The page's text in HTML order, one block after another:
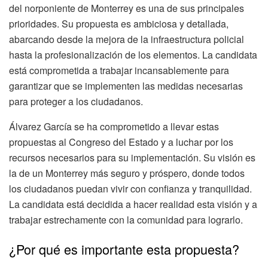
del norponiente de Monterrey es una de sus principales
prioridades. Su propuesta es ambiciosa y detallada,
abarcando desde la mejora de la infraestructura policial
hasta la profesionalización de los elementos. La candidata
está comprometida a trabajar incansablemente para
garantizar que se implementen las medidas necesarias
para proteger a los ciudadanos.
Álvarez García se ha comprometido a llevar estas
propuestas al Congreso del Estado y a luchar por los
recursos necesarios para su implementación. Su visión es
la de un Monterrey más seguro y próspero, donde todos
los ciudadanos puedan vivir con confianza y tranquilidad.
La candidata está decidida a hacer realidad esta visión y a
trabajar estrechamente con la comunidad para lograrlo.
¿Por qué es importante esta propuesta?